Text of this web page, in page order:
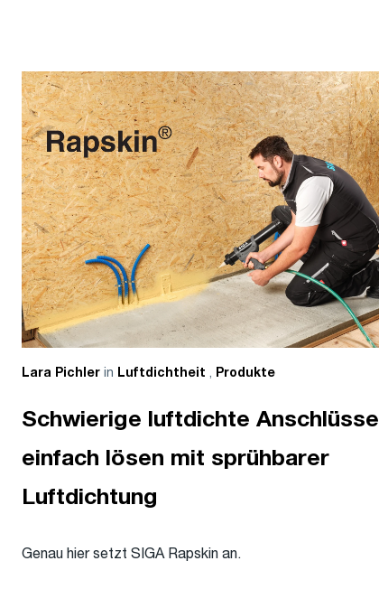
Lara Pichler in Luftdichtheit , Produkte
Schwierige luftdichte Anschlüsse
einfach lösen mit sprühbarer
Luftdichtung
Genau hier setzt SIGA Rapskin an.